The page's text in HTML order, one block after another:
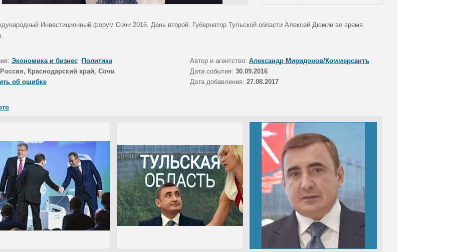
Инвестиционный форум Сочи 2016. День второй. Губернатор Тульской области Алексей Дюмин во время
Экономика и бизнес Политика Автор и агентство: Александр Миридонов/Коммерсантъ
Россия, Краснодарский край, Сочи Дата события: 30.09.2016
об ошибке
Дата добавления: 27.08.2017